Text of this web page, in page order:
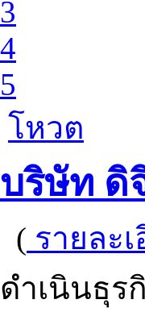
3
4
5
โหวต
บริษัท ดิ
( รายละ
ดำเนินธุร